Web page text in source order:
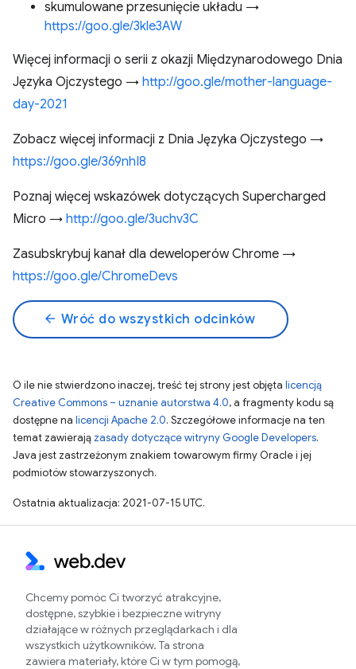
skumulowane przesunięcie układu →
https://goo.gle/3kle3AW
Więcej informacji o serii z okazji Międzynarodowego Dnia
Języka Ojczystego → http://goo.gle/mother-language-
day-2021
Zobacz więcej informacji z Dnia Języka Ojczystego →
https://goo.gle/369nhI8
Poznaj więcej wskazówek dotyczących Supercharged
Micro → http://goo.gle/3uchv3C
Zasubskrybuj kanał dla deweloperów Chrome →
https://goo.gle/ChromeDevs
arrow_back Wróć do wszystkich odcinków
O ile nie stwierdzono inaczej, treść tej strony jest objęta licencją
Creative Commons – uznanie autorstwa 4.0, a fragmenty kodu są
dostępne na licencji Apache 2.0. Szczegółowe informacje na ten
temat zawierają zasady dotyczące witryny Google Developers.
Java jest zastrzeżonym znakiem towarowym firmy Oracle i jej
podmiotów stowarzyszonych.
Ostatnia aktualizacja: 2021-07-15 UTC.
Chcemy pomóc Ci tworzyć atrakcyjne,
dostępne, szybkie i bezpieczne witryny
działające w różnych przeglądarkach i dla
wszystkich użytkowników. Ta strona
zawiera materiały, które Ci w tym pomogą,